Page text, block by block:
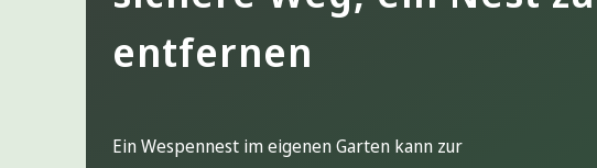
entfernen
Ein Wespennest im eigenen Garten kann zur